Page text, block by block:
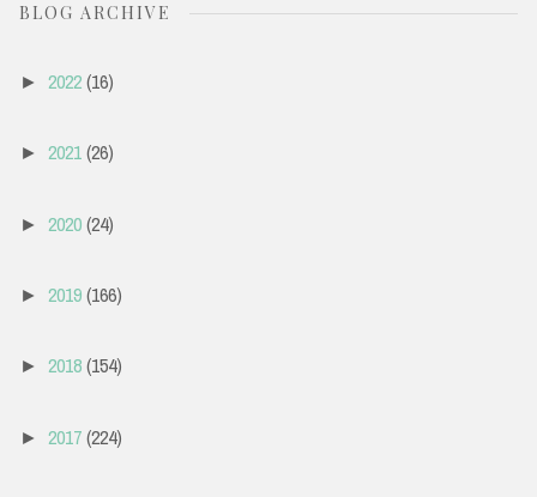
BLOG ARCHIVE
► 2022(16)
► 2021(26)
► 2020(24)
► 2019(166)
► 2018(154)
► 2017(224)